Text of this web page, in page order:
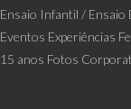
Ensaio Infantil / Ensaio
Eventos Experiências
15 anos Fotos